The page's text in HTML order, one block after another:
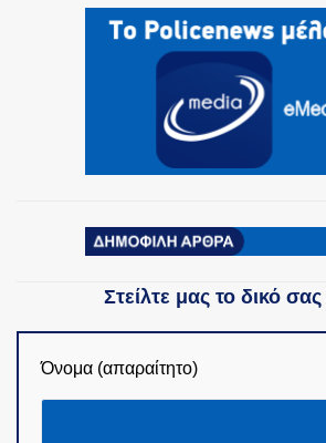
Στείλτε μας το δικό
Όνομα (απαραίτητο)